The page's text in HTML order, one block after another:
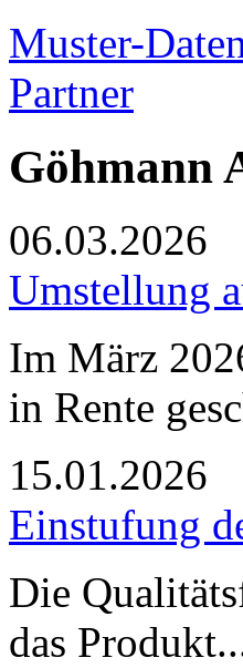
Muster-
Partner
Göhmann
06.03.2026
Umstellung
Im März
in Rente
15.01.2026
Einstufung
Die
das